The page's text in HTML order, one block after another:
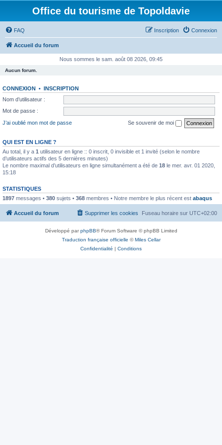
Office du tourisme de Topoldavie
FAQ Connexion
Inscription
Accueil du forum
Nous sommes le sam. août 08 2026, 09:45
Aucun forum.
CONNEXION • INSCRIPTION
Nom d’utilisateur :
Mot de passe :
J’ai oublié mon mot de passe
Se souvenir de moi
QUI EST EN LIGNE ?
Au total, il y a 1 utilisateur en ligne :: 0 inscrit, 0 invisible et 1 invité (selon le nombre
d’utilisateurs actifs des 5 dernières minutes)
Le nombre maximal d’utilisateurs en ligne simultanément a été de 18 le mer. avr. 01 2020,
15:18
STATISTIQUES
1897 messages • 380 sujets • 368 membres • Notre membre le plus récent est abaqus
Accueil du forum Fuseau horaire sur UTC+02:00
Supprimer les cookies
Développé parphpBB® Forum Software © phpBB Limited
Traduction française officielle ©Miles Cellar
Confidentialité | Conditions